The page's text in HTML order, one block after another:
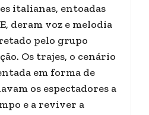
italianas, entoadas
deram voz e melodia
pelo grupo
Os trajes, o cenário
em forma de
os espectadores a
e a reviver a